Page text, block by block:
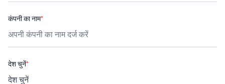
कंपनी का नाम*
देश चुनें*